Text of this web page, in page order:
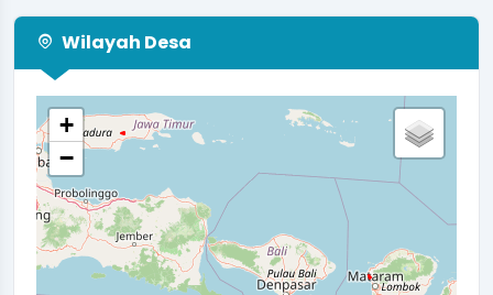
Wilayah Desa
+
−